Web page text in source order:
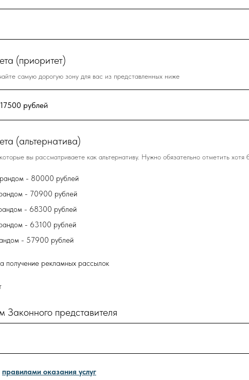
(приоритет)
самую дорогую зону для вас из представленных ниже
(альтернатива)
вы рассматриваете как альтернативу. Нужно обязательно отметить хотя
- 80000 рублей
- 70900 рублей
- 68300 рублей
- 63100 рублей
- 57900 рублей
получение рекламных рассылок
Законного представителя
правилами оказания услуг